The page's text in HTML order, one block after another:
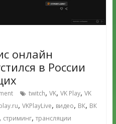
онлайн
в России
twitch, VK, VK Play, VK
, VKPlayLive, видео, ВК, ВК
, стриминг, трансляции